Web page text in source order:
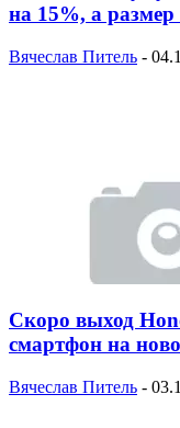
на 15%, а размер
Вячеслав Питель -
Скоро выход
смартфон на
Вячеслав Питель -